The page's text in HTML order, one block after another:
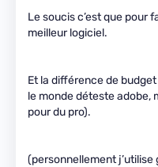
Le soucis c’est que pour
meilleur logiciel.
Et la différence de
le monde déteste adobe,
pour du pro).
(personnellement j’utilise